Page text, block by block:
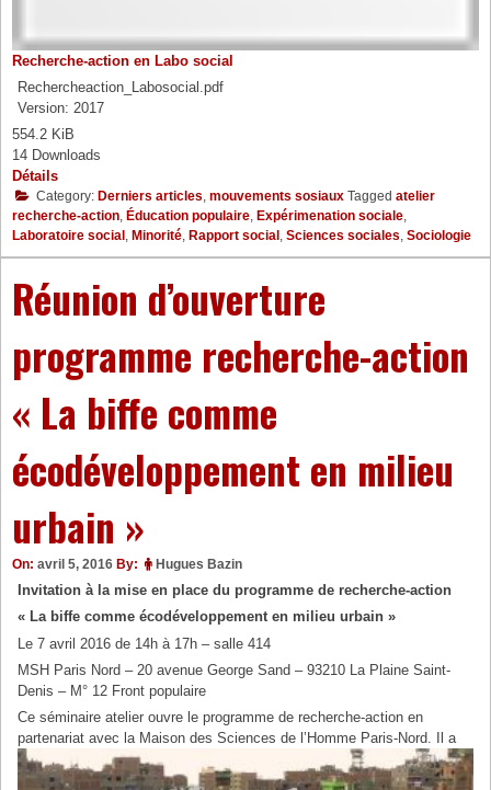
Recherche-action en Labo social
Rechercheaction_Labosocial.pdf
Version: 2017
554.2 KiB
14 Downloads
Détails
Category: Derniers articles, mouvements sosiaux Tagged atelier
recherche-action, Éducation populaire, Expérimenation sociale,
Laboratoire social , Minorité, Rapport social , Sciences sociales, Sociologie
Réunion d’ouverture
programme recherche-action
« La biffe comme
écodéveloppement en milieu
urbain »
On: avril 5, 2016 By: Hugues Bazin
Invitation à la mise en place du programme de recherche-action
« La biffe comme écodéveloppement en milieu urbain »
Le 7 avril 2016 de 14h à 17h – salle 414
MSH Paris Nord – 20 avenue George Sand – 93210 La Plaine Saint-
Denis – M° 12 Front populaire
Ce séminaire atelier ouvre le programme de recherche-action en
partenariat avec la Maison desSciences de l’Homme Paris-Nord. Il a